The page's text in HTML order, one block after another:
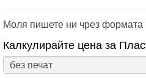
Моля пишете ни чрез формата
Калкулирайте цена за